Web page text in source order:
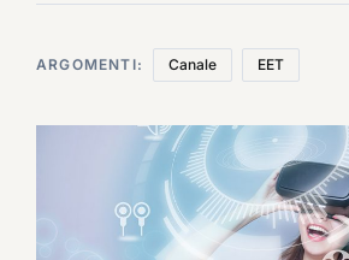
ARGOMENTI: Canale EET